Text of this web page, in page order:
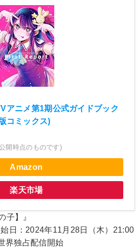
アニメ第1期公式ガイドブック
コミックス)
開時点のものです)
Amazon
楽天市場
子】』
日：2024年11月28日（木）21:00
界独占配信開始